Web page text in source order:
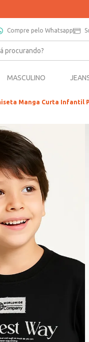
Compre pelo Whatsapp
MASCULINO
Manga Curta Infantil